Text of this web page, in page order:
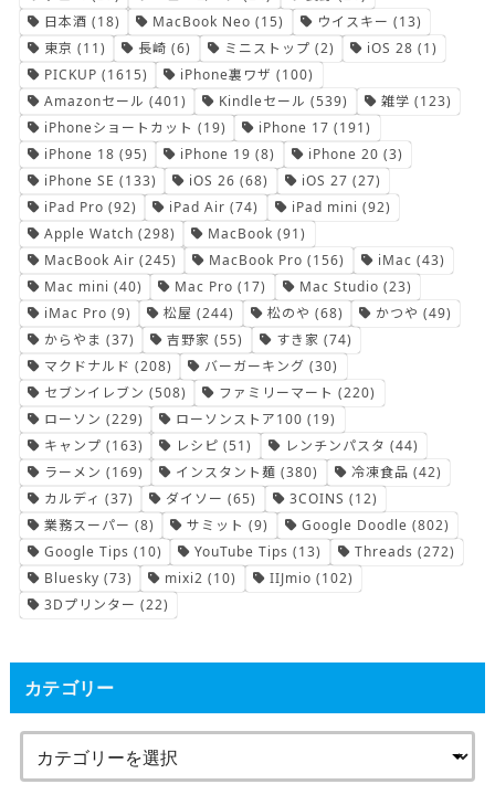
日本酒 (18) MacBook Neo (15) ウイスキー (13)
東京 (11) 長崎 (6) ミニストップ (2) iOS 28 (1)
PICKUP (1615) iPhone裏ワザ (100)
Amazonセール (401) Kindleセール (539) 雑学 (123)
iPhoneショートカット (19) iPhone 17 (191)
iPhone 18 (95) iPhone 19 (8) iPhone 20 (3)
iPhone SE (133) iOS 26 (68) iOS 27 (27)
iPad Pro (92) iPad Air (74) iPad mini (92)
Apple Watch (298) MacBook (91)
MacBook Air (245) MacBook Pro (156) iMac (43)
Mac mini (40) Mac Pro (17) Mac Studio (23)
iMac Pro (9) 松屋 (244) 松のや (68) かつや (49)
からやま (37) 吉野家 (55) すき家 (74)
マクドナルド (208) バーガーキング (30)
セブンイレブン (508) ファミリーマート (220)
ローソン (229) ローソンストア100 (19)
キャンプ (163) レシピ (51) レンチンパスタ (44)
ラーメン (169) インスタント麺 (380) 冷凍食品 (42)
カルディ (37) ダイソー (65) 3COINS (12)
業務スーパー (8) サミット (9) Google Doodle (802)
Google Tips (10) YouTube Tips (13) Threads (272)
Bluesky (73) mixi2 (10) IIJmio (102)
3Dプリンター (22)
カテゴリー